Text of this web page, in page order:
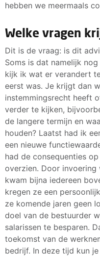
hebben we meermaals
Welke vragen
Dit is de vraag: is dit
Soms is dat namelijk
kijk ik wat er verandert
eerst was. Je krijgt dan
instemmingsrecht heeft
verder te kijken,
de langere termijn en
houden? Laatst had ik
een nieuwe
had de consequenties
overzien. Door invoering
kwam bijna iedereen
kregen ze een
ze komende jaren geen
doel van de bestuurder
salarissen te besparen.
toekomst van de
bedrijf. In deze tijd kun